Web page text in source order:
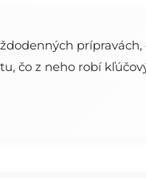
čo z neho robí